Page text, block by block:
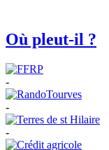
Où pleut-il ?
-
-
-